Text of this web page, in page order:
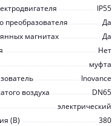
IP55
преобразователя
Да
магнитах
Да
Нет
муфта
Inovance
воздуха
DN65
электрический
(В)
380